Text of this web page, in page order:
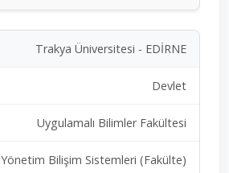
Trakya Üniversitesi - EDİRNE
Devlet
Uygulamalı Bilimler Fakültesi
Yönetim Bilişim Sistemleri (Fakülte)